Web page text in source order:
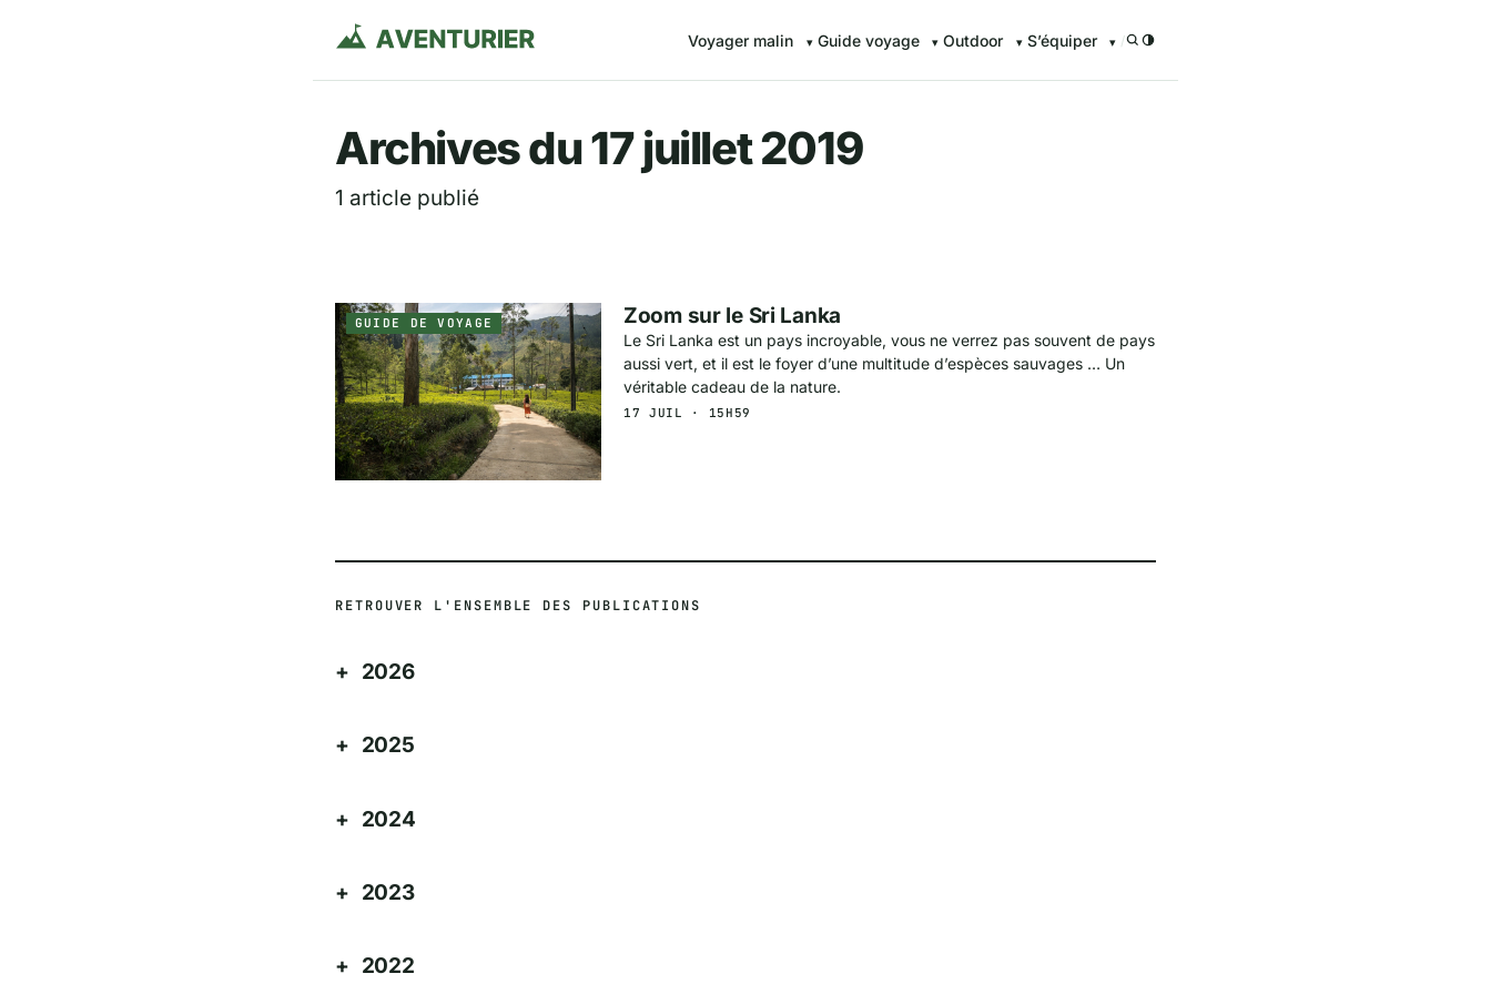
Aventurier.fr — Voyager malin avec Aventurier.FR grâce à nos
Voyager malin Guide voyage Outdoor S’équiper /
Archives du 17 juillet 2019
1 article publié
GUIDE DE VOYAGE Zoom sur le Sri Lanka
Le Sri Lanka est un pays incroyable, vous ne verrez pas souvent de pays
aussi vert, et il est le foyer d’une multitude d’espèces sauvages … Un
véritable cadeau de la nature.
17 JUIL · 15H59
RETROUVER L'ENSEMBLE DES PUBLICATIONS
2026
2025
2024
2023
2022